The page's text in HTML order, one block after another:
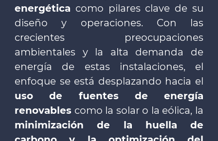
energética como pilares clave de su
diseño y operaciones. Con las
crecientes preocupaciones
ambientales y la alta demanda de
energía de estas instalaciones, el
enfoque se está desplazando hacia el
uso de fuentes de energía
renovables como la solar o la eólica, la
minimización de la huella de